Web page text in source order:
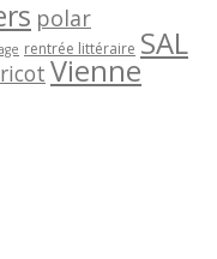
polar
rentrée littéraire SAL
Vienne